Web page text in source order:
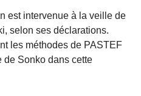
est intervenue à la veille de
selon ses déclarations.
les méthodes de PASTEF
Sonko dans cette